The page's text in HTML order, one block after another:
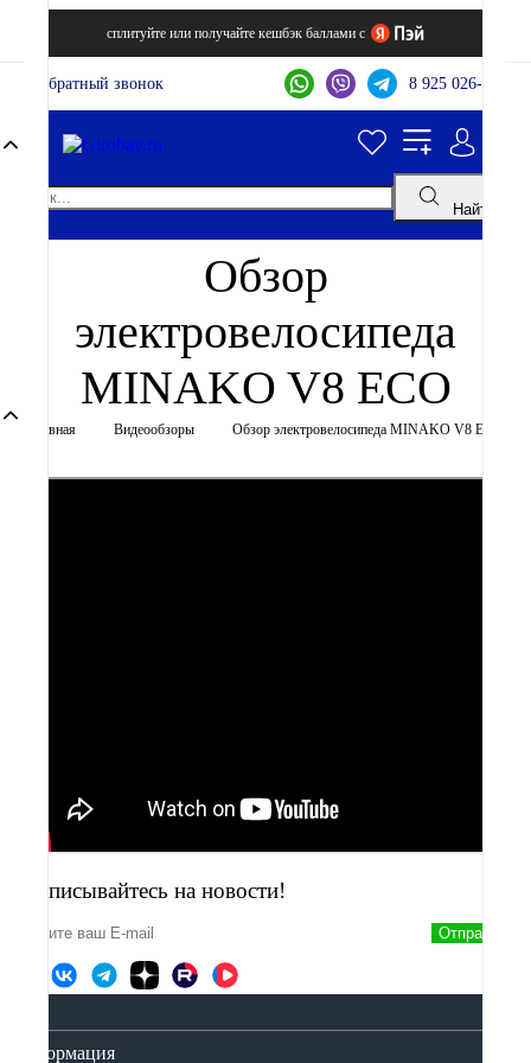
сплитуйте или получайте кешбэк баллами с
Обратный звонок 8 925 026-44-22
Найти
Обзор
электровелосипеда
MINAKO V8 ECO
Главная Видеообзоры Обзор электровелосипеда MINAKO V8 ECO
Подписывайтесь на новости!
Отправить
Информация